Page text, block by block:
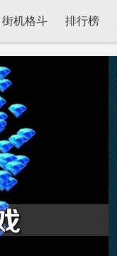
街机格斗 排行榜